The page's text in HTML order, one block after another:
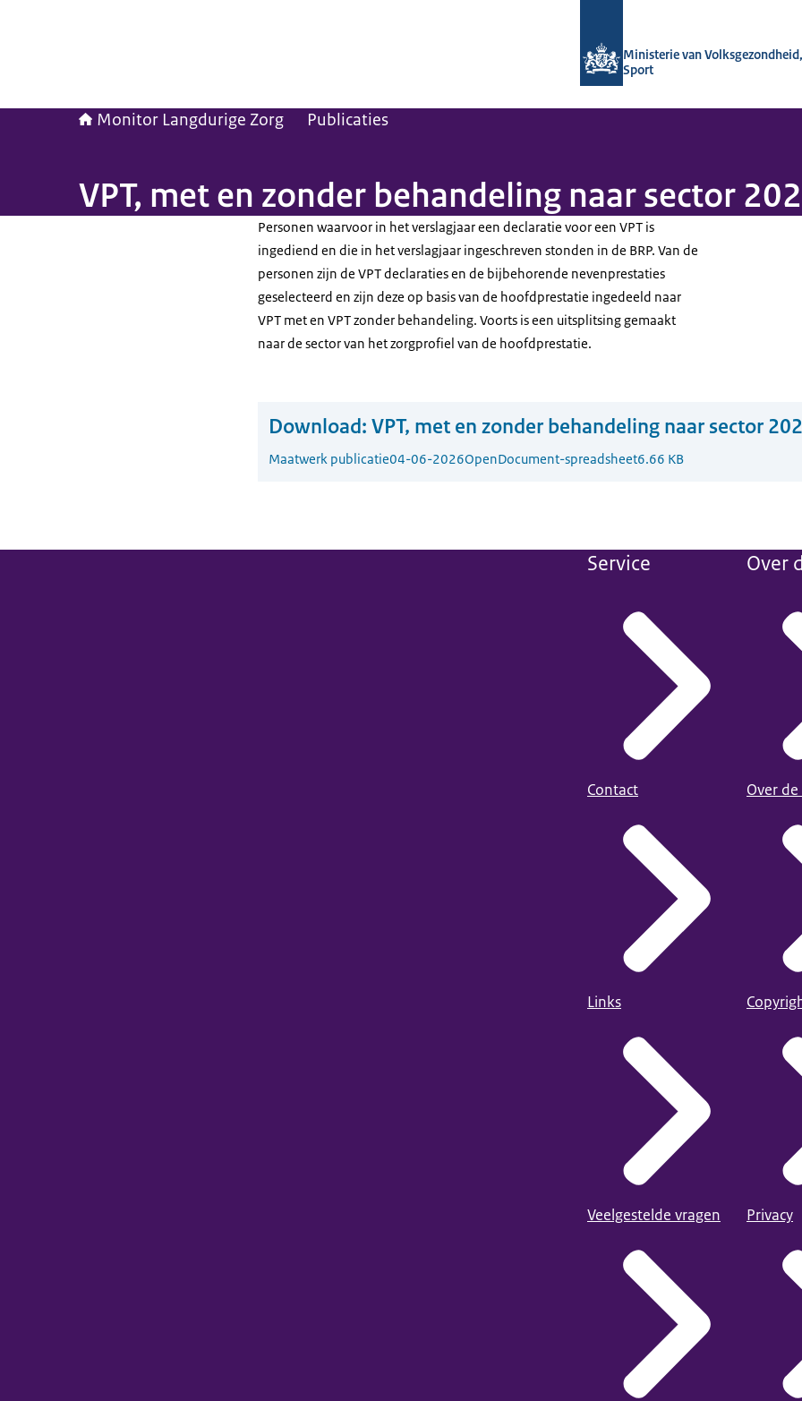
Ministerie van
Sport
Monitor Langdurige Zorg Publicaties
VPT, met en zonder behandeling naar sector
Personen waarvoor in het verslagjaar een declaratie voor een VPT is
ingediend en die in het verslagjaar ingeschreven stonden in de BRP. Van de
personen zijn de VPT declaraties en de bijbehorende nevenprestaties
geselecteerd en zijn deze op basis van de hoofdprestatie ingedeeld naar
VPT met en VPT zonder behandeling. Voorts is een uitsplitsing gemaakt
naar de sector van het zorgprofiel van de hoofdprestatie.
Download: VPT, met en zonder behandeling naar sector
Maatwerk publicatie04-06-2026OpenDocument-spreadsheet6.66 KB
Service
Contact
Links
Veelgestelde vragen
Over
Over
Privacy